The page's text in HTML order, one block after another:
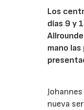
Los
días 9 y
mano
nueva